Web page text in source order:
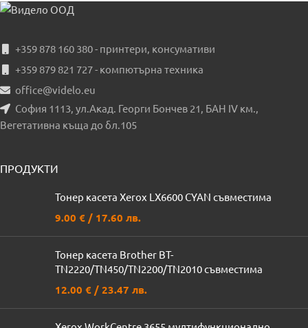
+359 878 160 380 - принтери, консумативи
+359 879 821 727 - компютърна техника
office@videlo.eu
София 1113, ул.Акад. Георги Бончев 21, БАН IV км.,
Вегетативна къща до бл.105
ПРОДУКТИ
Тонер касета Xerox LX6600 CYAN съвместима
9.00 € / 17.60 лв.
Тонер касета Brother BT-
TN2220/TN450/TN2200/TN2010 съвместима
12.00 € / 23.47 лв.